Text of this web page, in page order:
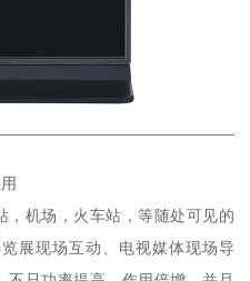
，机场，火车站，等随处可见的
展现场互动、电视媒体现场导